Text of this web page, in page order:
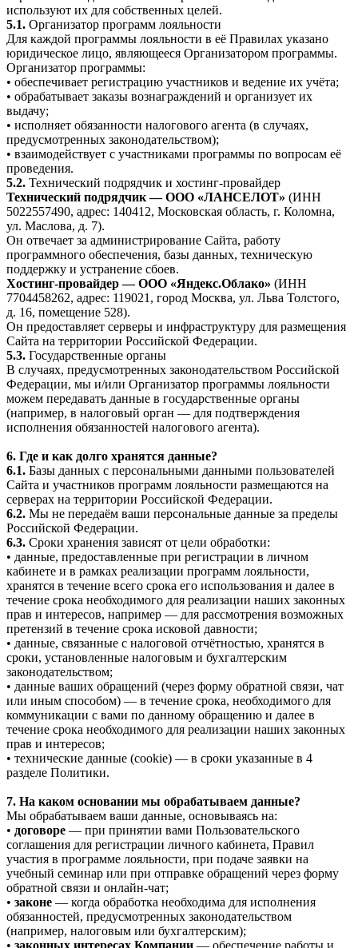
используют их для собственных целей.
5.1. Организатор программ лояльности
Для каждой программы лояльности в её Правилах указано
юридическое лицо, являющееся Организатором программы.
Организатор программы:
• обеспечивает регистрацию участников и ведение их учёта;
• обрабатывает заказы вознаграждений и организует их
выдачу;
• исполняет обязанности налогового агента (в случаях,
предусмотренных законодательством);
• взаимодействует с участниками программы по вопросам её
проведения.
5.2. Технический подрядчик и хостинг-провайдер
Технический подрядчик — ООО «ЛАНСЕЛОТ» (ИНН
5022557490, адрес: 140412, Московская область, г. Коломна,
ул. Маслова, д. 7).
Он отвечает за администрирование Сайта, работу
программного обеспечения, базы данных, техническую
поддержку и устранение сбоев.
Хостинг-провайдер — ООО «Яндекс.Облако» (ИНН
7704458262, адрес: 119021, город Москва, ул. Льва Толстого,
д. 16, помещение 528).
Он предоставляет серверы и инфраструктуру для размещения
Сайта на территории Российской Федерации.
5.3. Государственные органы
В случаях, предусмотренных законодательством Российской
Федерации, мы и/или Организатор программы лояльности
можем передавать данные в государственные органы
(например, в налоговый орган — для подтверждения
исполнения обязанностей налогового агента).
6. Где и как долго хранятся данные?
6.1. Базы данных с персональными данными пользователей
Сайта и участников программ лояльности размещаются на
серверах на территории Российской Федерации.
6.2. Мы не передаём ваши персональные данные за пределы
Российской Федерации.
6.3. Сроки хранения зависят от цели обработки:
• данные, предоставленные при регистрации в личном
кабинете и в рамках реализации программ лояльности,
хранятся в течение всего срока его использования и далее в
течение срока необходимого для реализации наших законных
прав и интересов, например — для рассмотрения возможных
претензий в течение срока исковой давности;
• данные, связанные с налоговой отчётностью, хранятся в
сроки, установленные налоговым и бухгалтерским
законодательством;
• данные ваших обращений (через форму обратной связи, чат
или иным способом) — в течение срока, необходимого для
коммуникации с вами по данному обращению и далее в
течение срока необходимого для реализации наших законных
прав и интересов;
• технические данные (cookie) — в сроки указанные в 4
разделе Политики.
7. На каком основании мы обрабатываем данные?
Мы обрабатываем ваши данные, основываясь на:
• договоре — при принятии вами Пользовательского
соглашения для регистрации личного кабинета, Правил
участия в программе лояльности, при подаче заявки на
учебный семинар или при отправке обращений через форму
обратной связи и онлайн-чат;
• законе — когда обработка необходима для исполнения
обязанностей, предусмотренных законодательством
(например, налоговым или бухгалтерским);
• законных интересах Компании — обеспечение работы и